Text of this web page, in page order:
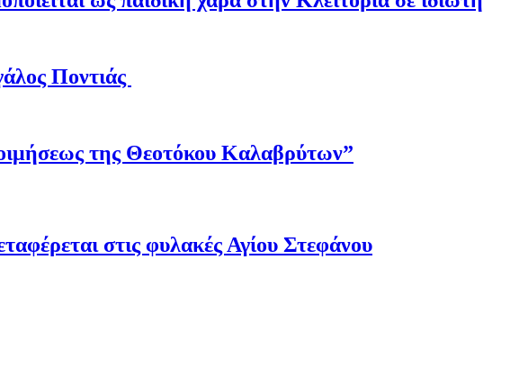
Ποντιάς
της Θεοτόκου Καλαβρύτων”
στις φυλακές Αγίου Στεφάνου